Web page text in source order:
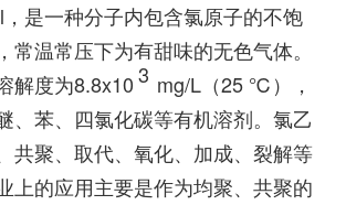
，是一种分子内包含氯原子的不饱
常温常压下为有甜味的无色气体。
解度为8.8x10 3 mg/L（25 ℃），
、苯、四氯化碳等有机溶剂。氯乙
共聚、取代、氧化、加成、裂解等
上的应用主要是作为均聚、共聚的